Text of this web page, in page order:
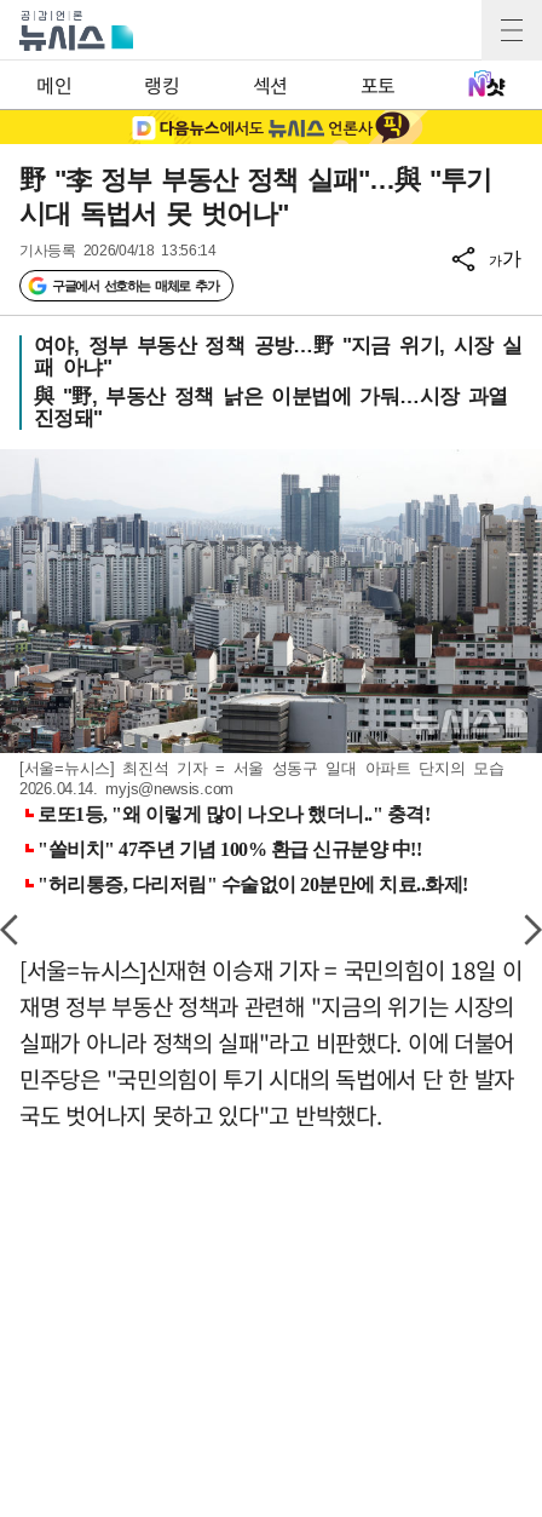
메인 랭킹 섹션 포토
野 "李 정부 부동산 정책 실패"…與 "투기
시대 독법서 못 벗어나"
기사등록 2026/04/18 13:56:14
구글에서 선호하는 매체로 추가
가가
여야, 정부 부동산 정책 공방…野 "지금 위기, 시장 실
패 아냐"
與 "野, 부동산 정책 낡은 이분법에 가둬…시장 과열
진정돼"
[서울=뉴시스] 최진석 기자 = 서울 성동구 일대 아파트 단지의 모습
2026.04.14. myjs@newsis.com
[서울=뉴시스]신재현 이승재 기자 = 국민의힘이 18일 이
재명 정부 부동산 정책과 관련해 "지금의 위기는 시장의
실패가 아니라 정책의 실패"라고 비판했다. 이에 더불어
민주당은 "국민의힘이 투기 시대의 독법에서 단 한 발자
국도 벗어나지 못하고 있다"고 반박했다.